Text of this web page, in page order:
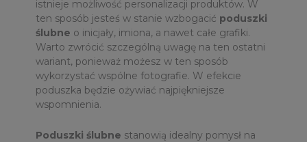
istnieje możliwość personalizacji produktów. W
ten sposób jesteś w stanie wzbogacić poduszki
ślubne o inicjały, imiona, a nawet całe grafiki.
Warto zwrócić szczególną uwagę na ten ostatni
wariant, ponieważ możesz w ten sposób
wykorzystać wspólne fotografie. W efekcie
poduszka będzie ożywiać najpiękniejsze
wspomnienia.
Poduszki ślubne stanowią idealny pomysł na